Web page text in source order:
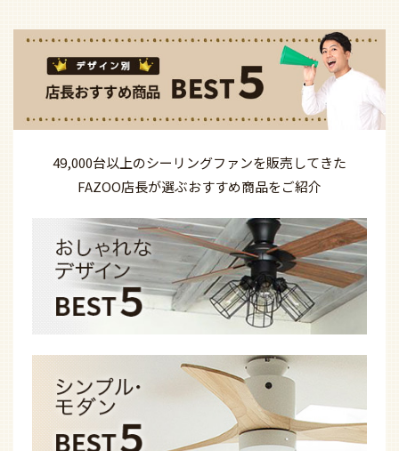
49,000台以上のシーリングファンを販売してきた
FAZOO店長が選ぶおすすめ商品をご紹介